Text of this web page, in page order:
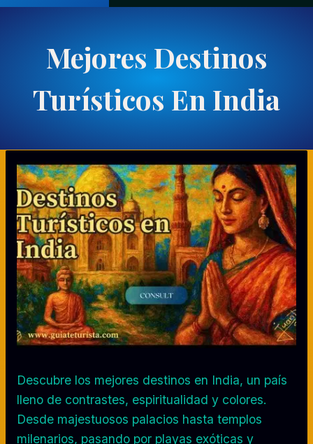
Mejores Destinos
Turísticos En India
Descubre los mejores destinos en India, un país
lleno de contrastes, espiritualidad y colores.
Desde majestuosos palacios hasta templos
milenarios, pasando por playas exóticas y